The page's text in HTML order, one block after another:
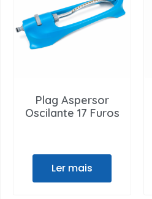
Plag Aspersor
Oscilante 17 Furos
Ler mais